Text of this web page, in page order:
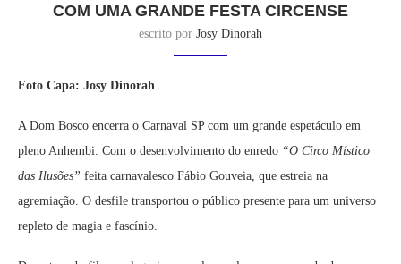
COM UMA GRANDE FESTA CIRCENSE
escrito por Josy Dinorah
Foto Capa: Josy Dinorah
A Dom Bosco encerra o Carnaval SP com um grande espetáculo em
pleno Anhembi. Com o desenvolvimento do enredo “O Circo Místico
das Ilusões” feita carnavalesco Fábio Gouveia, que estreia na
agremiação. O desfile transportou o público presente para um universo
repleto de magia e fascínio.